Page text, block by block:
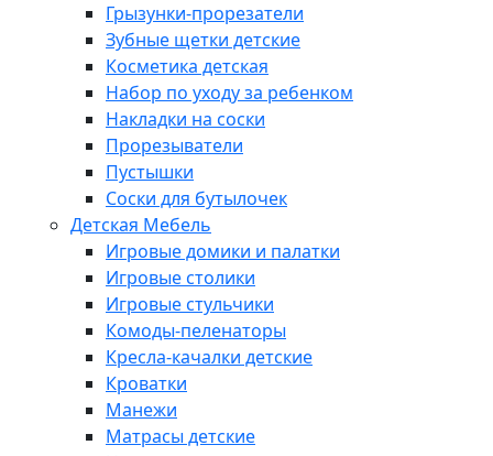
Грызунки-прорезатели
Зубные щетки детские
Косметика детская
Набор по уходу за ребенком
Накладки на соски
Прорезыватели
Пустышки
Соски для бутылочек
Детская Мебель
Игровые домики и палатки
Игровые столики
Игровые стульчики
Комоды-пеленаторы
Кресла-качалки детские
Кроватки
Манежи
Матрасы детские